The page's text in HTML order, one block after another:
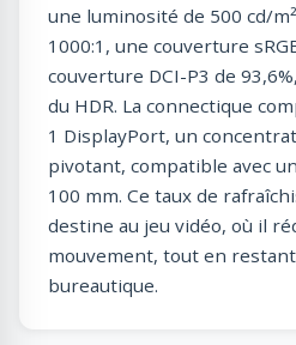
une luminosité de 500 cd/
1000:1, une couverture
couverture DCI-P3 de
du HDR. La connectique
1 DisplayPort, un
pivotant, compatible avec
100 mm. Ce taux de
destine au jeu vidéo, où il
mouvement, tout en
bureautique.